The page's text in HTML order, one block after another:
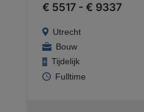
€ 5517 - € 9337
Utrecht
Bouw
Tijdelijk
Fulltime